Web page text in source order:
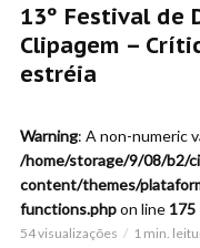
13º Festival de
Clipagem –
estréia
Warning: A non-numeric
/home/storage/9/08/b2/
content/themes/
functions.phpon line 175
54 visualizações 1 min.